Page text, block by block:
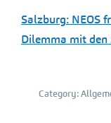
Salzburg: NEOS
Dilemma mit den
Category: